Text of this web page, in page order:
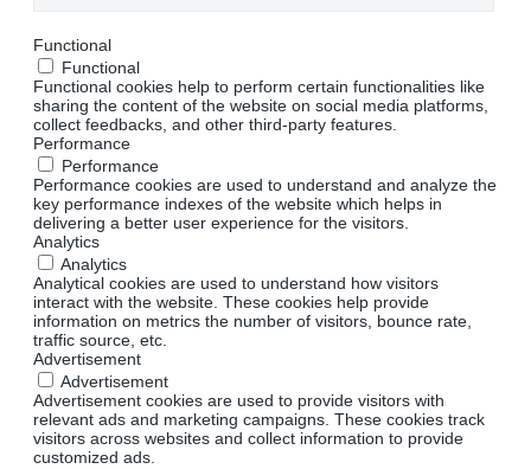
Functional
Functional
Functional cookies help to perform certain functionalities like
sharing the content of the website on social media platforms,
collect feedbacks, and other third-party features.
Performance
Performance
Performance cookies are used to understand and analyze the
key performance indexes of the website which helps in
delivering a better user experience for the visitors.
Analytics
Analytics
Analytical cookies are used to understand how visitors
interact with the website. These cookies help provide
information on metrics the number of visitors, bounce rate,
traffic source, etc.
Advertisement
Advertisement
Advertisement cookies are used to provide visitors with
relevant ads and marketing campaigns. These cookies track
visitors across websites and collect information to provide
customized ads.